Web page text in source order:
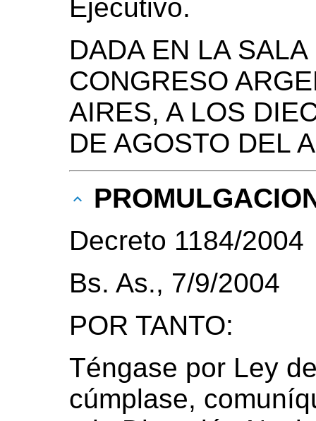
Ejecutivo.
DADA EN LA
CONGRESO
AIRES, A LOS
DE AGOSTO DEL
Decreto 1184/2004
Bs. As., 7/9/2004
POR TANTO:
Téngase por Ley
cúmplase,